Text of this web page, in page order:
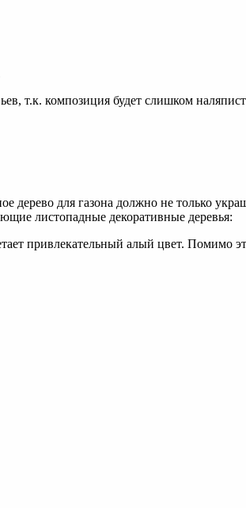
т.к. композиция будет слишком
дерево для газона должно не только
листопадные декоративные деревья:
привлекательный алый цвет. Помимо